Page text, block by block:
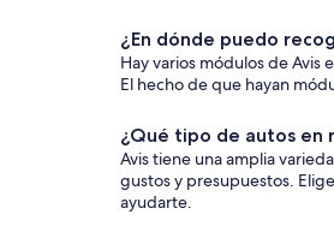
¿En dónde puedo
Hay varios módulos de
El hecho de que hayan
¿Qué tipo de autos en
Avis tiene una amplia
gustos y presupuestos.
ayudarte.